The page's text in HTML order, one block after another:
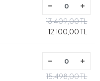
13.409,00 TL
12.100,00 TL
15.498,00 TL